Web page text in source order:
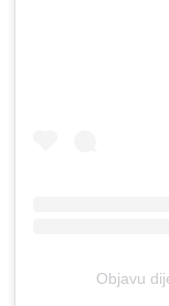
Objavu